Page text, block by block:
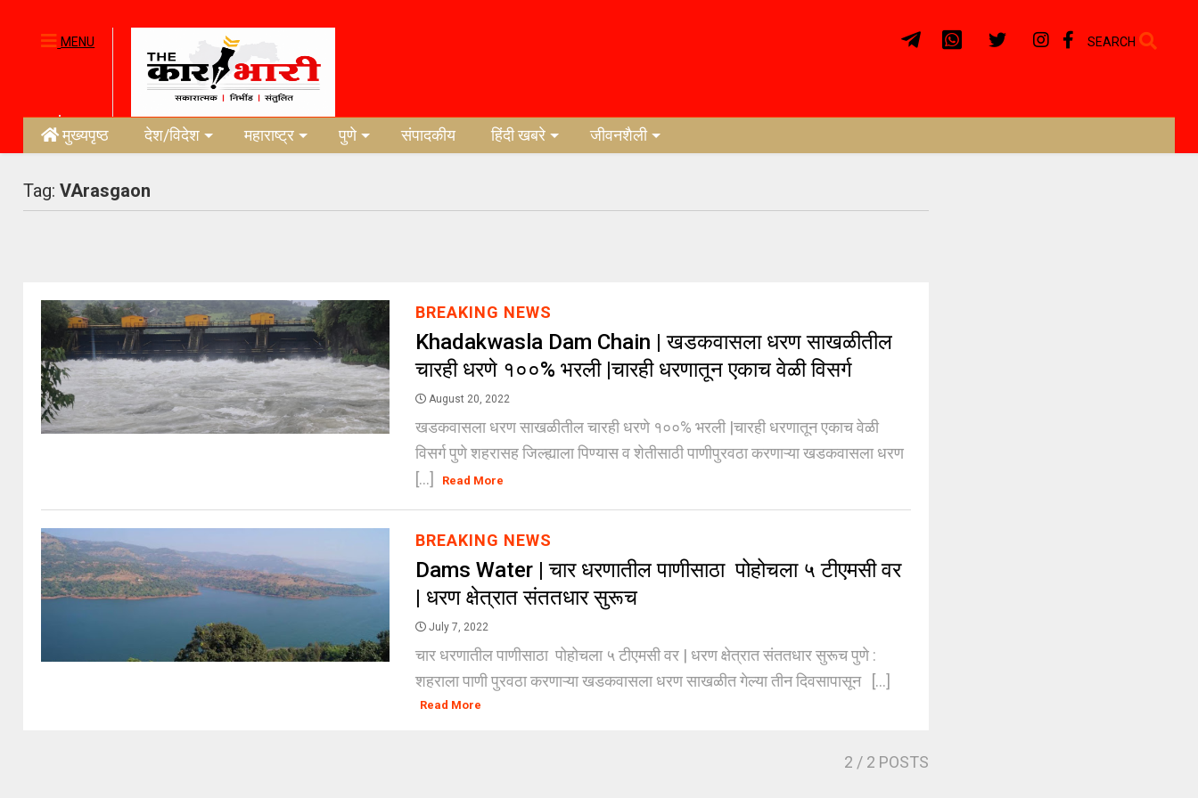
MENU SEARCH
मुख्यपृष्ठ देश/विदेश महाराष्ट्र पुणे संपादकीय हिंदी खबरे जीवनशैली
Tag:VArasgaon
BREAKING NEWS
Khadakwasla Dam Chain | खडकवासला धरण साखळीतील
चारही धरणे १००% भरली |चारही धरणातून एकाच वेळी विसर्ग
August 20, 2022
खडकवासला धरण साखळीतील चारही धरणे १००% भरली |चारही धरणातून एकाच वेळी
विसर्ग पुणे शहरासह जिल्ह्याला पिण्यास व शेतीसाठी पाणीपुरवठा करणाऱ्या खडकवासला धरण
[...]
Read More
BREAKING NEWS
Dams Water | चार धरणातील पाणीसाठा पोहोचला ५ टीएमसी वर
| धरण क्षेत्रात संततधार सुरूच
July 7, 2022
चार धरणातील पाणीसाठा पोहोचला ५ टीएमसी वर | धरण क्षेत्रात संततधार सुरूच पुणे :
शहराला पाणी पुरवठा करणाऱ्या खडकवासला धरण साखळीत गेल्या तीन दिवसापासून [...]
Read More
2 / 2 POSTS